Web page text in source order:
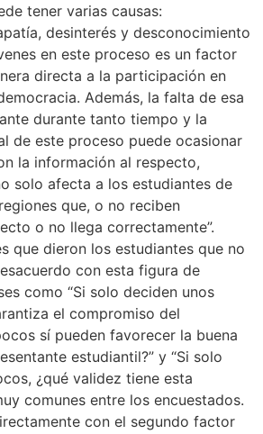
tener varias causas:
desinterés y desconocimiento
en este proceso es un factor
directa a la participación en
Además, la falta de esa
durante tanto tiempo y la
de este proceso puede ocasionar
la información al respecto,
solo afecta a los estudiantes de
que, o no reciben
o no llega correctamente”.
que dieron los estudiantes que no
con esta figura de
como “Si solo deciden unos
el compromiso del
sí pueden favorecer la buena
estudiantil?” y “Si solo
¿qué validez tiene esta
comunes entre los encuestados.
con el segundo factor